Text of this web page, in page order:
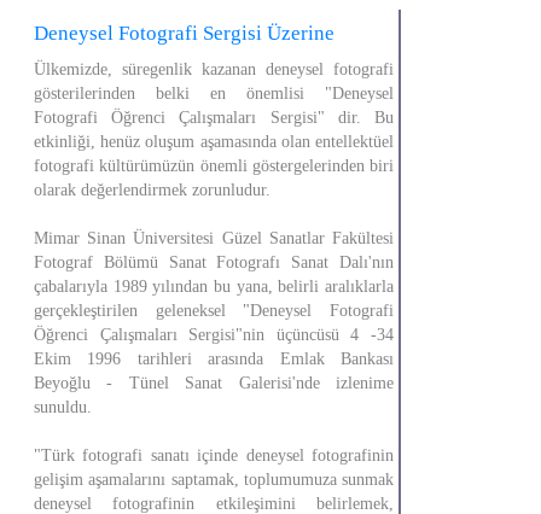
Deneysel Fotografi Sergisi Üzerine
Ülkemizde, süregenlik kazanan deneysel fotografi
gösterilerinden belki en önemlisi "Deneysel
Fotografi Öğrenci Çalışmaları Sergisi" dir. Bu
etkinliği, henüz oluşum aşamasında olan entellektüel
fotografi kültürümüzün önemli göstergelerinden biri
olarak değerlendirmek zorunludur.
Mimar Sinan Üniversitesi Güzel Sanatlar Fakültesi
Fotograf Bölümü Sanat Fotografı Sanat Dalı'nın
çabalarıyla 1989 yılından bu yana, belirli aralıklarla
gerçekleştirilen geleneksel "Deneysel Fotografi
Öğrenci Çalışmaları Sergisi"nin üçüncüsü 4 -34
Ekim 1996 tarihleri arasında Emlak Bankası
Beyoğlu - Tünel Sanat Galerisi'nde izlenime
sunuldu.
"Türk fotografi sanatı içinde deneysel fotografinin
gelişim aşamalarını saptamak, toplumumuza sunmak
deneysel fotografinin etkileşimini belirlemek,